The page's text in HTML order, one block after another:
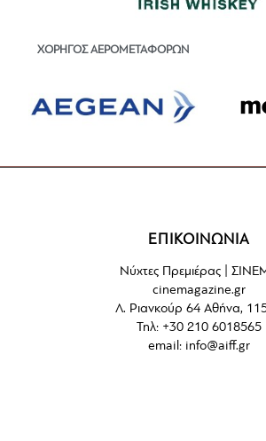
ΧΟΡΗΓΟΣ ΑΕΡΟΜΕΤΑΦΟΡΩΝ
ΕΠΙΚΟΙΝΩΝΙΑ
Νύχτες Πρεμιέρας |
cinemagazine.gr
Λ. Ριανκούρ 64 Αθήνα,
Τηλ: +30 210 6018565
email: info@aiff.gr